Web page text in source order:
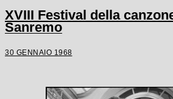
XVIII Festival della
Sanremo
30 GENNAIO 1968